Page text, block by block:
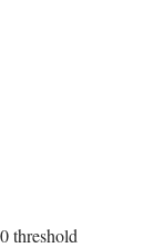
threshold